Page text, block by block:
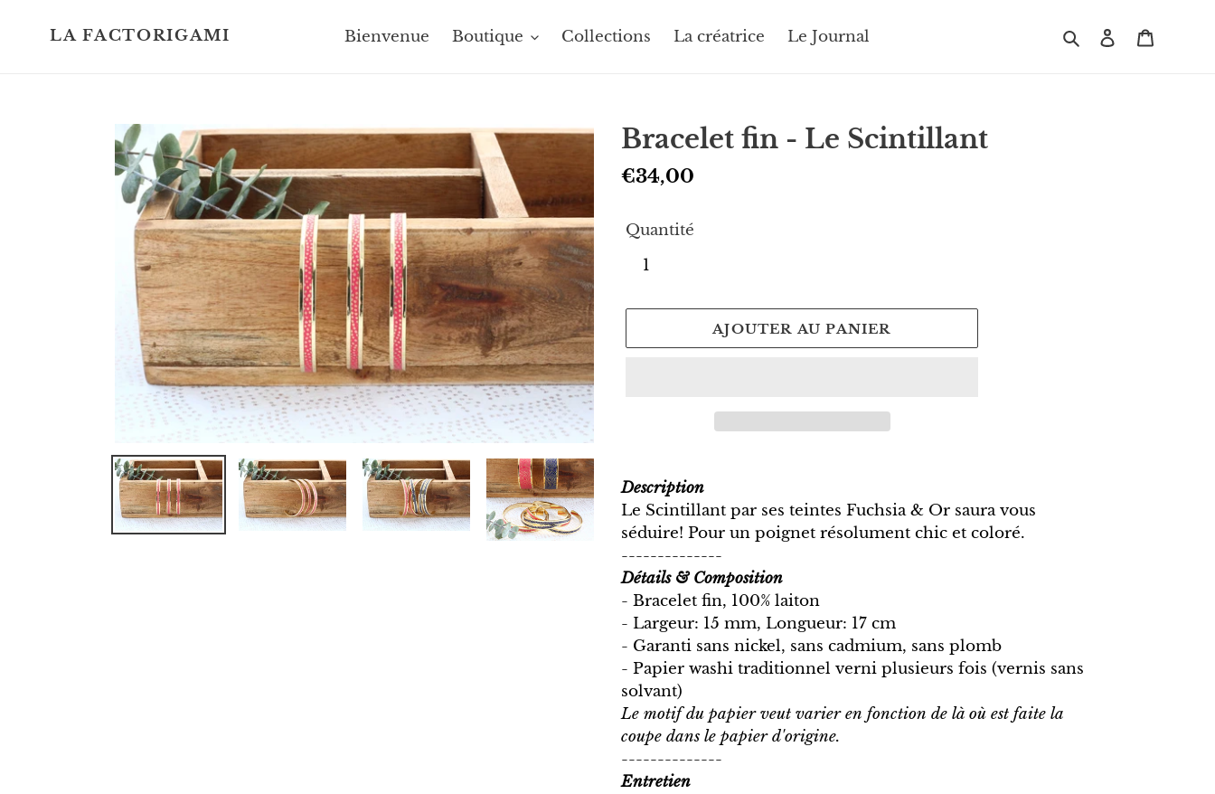
LA FACTORIGAMI Bienvenue Boutique Collections La créatrice Le Journal Rechercher
Se
Bracelet fin - Le Scintillant
Prix
€34,00
Quantité
AJOUTER AU PANIER
d'un
produit
à
panier
Description
Le Scintillant par ses teintes Fuchsia & Or saura vous
séduire! Pour un poignet résolument chic et coloré.
--------------
Détails & Composition
- Bracelet fin, 100% laiton
- Largeur: 15 mm, Longueur: 17 cm
- Garanti sans nickel, sans cadmium, sans plomb
- Papier washi traditionnel verni plusieurs fois (vernis sans
solvant)
Le motif du papier veut varier en fonction de là où est faite la
coupe dans le papier d'origine.
--------------
Entretien